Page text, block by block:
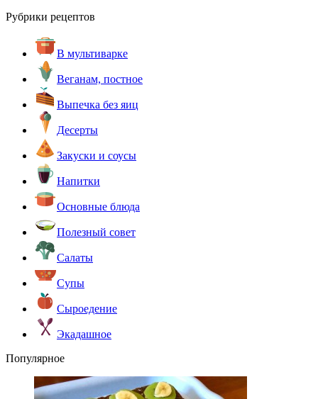
Рубрики рецептов
В мультиварке
Веганам, постное
Выпечка без яиц
Десерты
Закуски и соусы
Напитки
Основные блюда
Полезный совет
Салаты
Супы
Сыроедение
Экадашное
Популярное